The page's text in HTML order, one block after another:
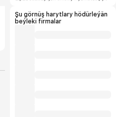
Şu görnüş harytlary hödürleýän
beýleki firmalar